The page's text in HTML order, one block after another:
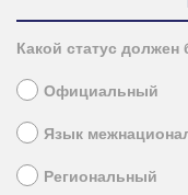
Какой статус должен
Официальный
Язык
Региональный